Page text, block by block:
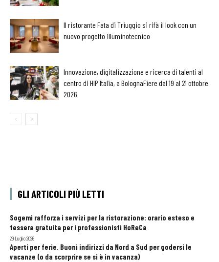
Il ristorante Fata di Triuggio si rifà il look con un
nuovo progetto illuminotecnico
Innovazione, digitalizzazione e ricerca di talenti al
centro di HIP Italia, a BolognaFiere dal 19 al 21 ottobre
2026
GLI ARTICOLI PIÙ LETTI
Sogemi rafforza i servizi per la ristorazione: orario esteso e
tessera gratuita per i professionisti HoReCa
29 Luglio 2026
Aperti per ferie. Buoni indirizzi da Nord a Sud per godersi le
vacanze (o da scorprire se si è in vacanza)